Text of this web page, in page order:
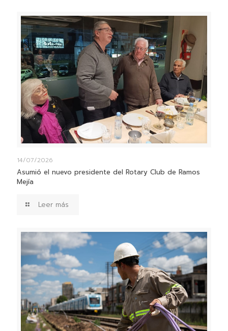
14/07/2026
Asumió el nuevo presidente del Rotary Club de Ramos
Mejía
Leer más